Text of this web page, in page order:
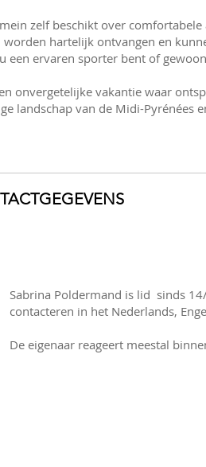
zelf beschikt over
worden hartelijk ontvangen en
een ervaren sporter bent of
onvergetelijke vakantie waar
landschap van de Midi-Pyrénées
Sabrina Poldermand is lid sinds
contacteren in het Nederlands,
De eigenaar reageert meestal